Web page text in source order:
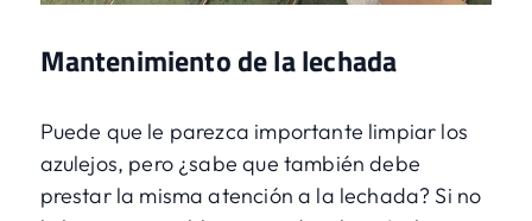
Mantenimiento de la lechada
Puede que le parezca importante limpiar los
azulejos, pero ¿sabe que también debe
prestar la misma atención a la lechada? Si no